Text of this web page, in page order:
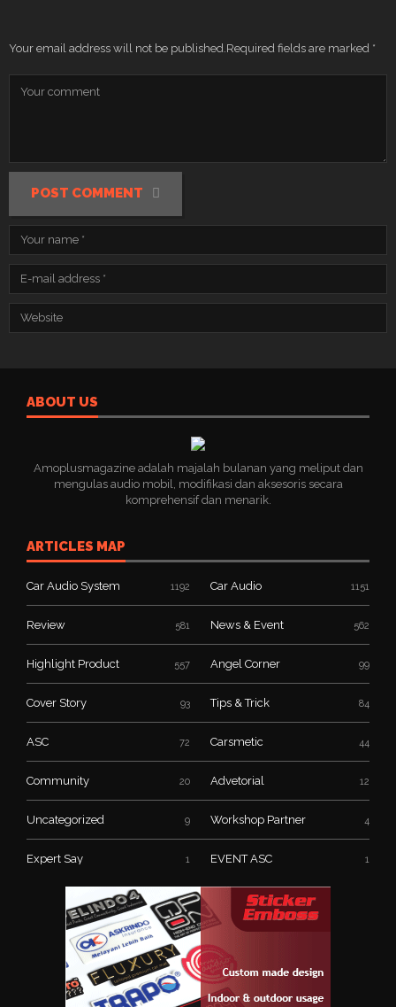
Your email address will not be published. Required fields are marked *
POST COMMENT
ABOUT US
Amoplusmagazine adalah majalah bulanan yang meliput dan
mengulas audio mobil, modifikasi dan aksesoris secara
komprehensif dan menarik.
ARTICLES MAP
Car Audio System 1192 Car Audio 1151
Review 581 News & Event 562
Highlight Product 557 Angel Corner 99
Cover Story 93 Tips & Trick 84
ASC 72 Carsmetic 44
Community 20 Advetorial 12
Uncategorized 9 Workshop Partner 4
Expert Say 1 EVENT ASC 1